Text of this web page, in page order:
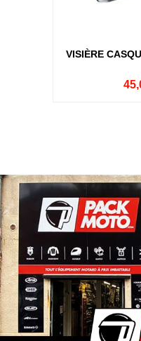
VISIÈRE